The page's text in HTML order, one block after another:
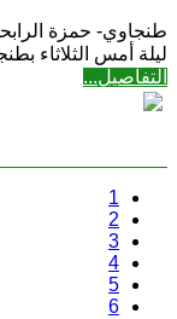
طنجاوي- حمزة
ليلة أمس الثلاثاء
التفاصيل...
1
2
3
4
5
6